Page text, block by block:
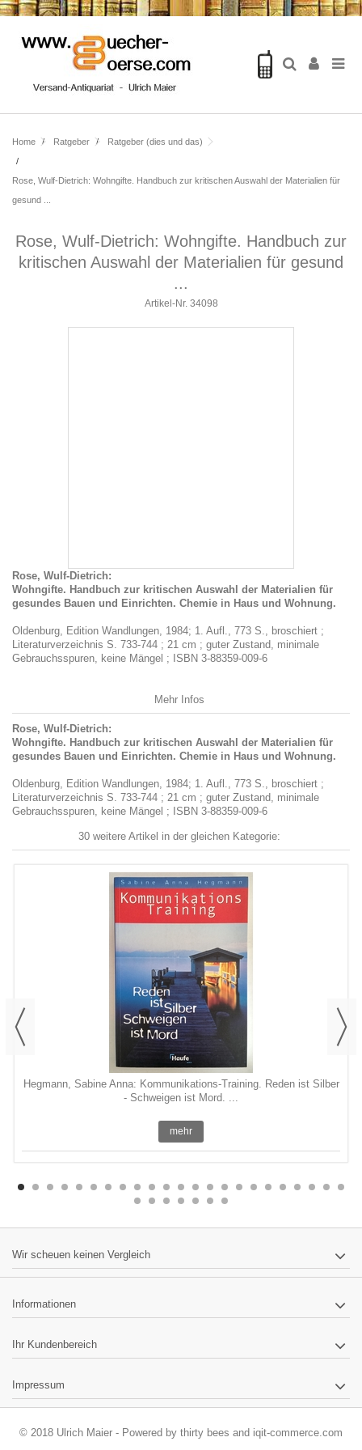
Home Ratgeber Ratgeber (dies und das)
Rose, Wulf-Dietrich: Wohngifte. Handbuch zur kritischen Auswahl der Materialien für
gesund ...
Rose, Wulf-Dietrich: Wohngifte. Handbuch zur
kritischen Auswahl der Materialien für gesund
...
Artikel-Nr. 34098
Rose, Wulf-Dietrich:
Wohngifte. Handbuch zur kritischen Auswahl der Materialien für
gesundes Bauen und Einrichten. Chemie in Haus und Wohnung.
Oldenburg, Edition Wandlungen, 1984; 1. Aufl., 773 S., broschiert ;
Literaturverzeichnis S. 733-744 ; 21 cm ; guter Zustand, minimale
Gebrauchsspuren, keine Mängel ; ISBN 3-88359-009-6
Mehr Infos
Rose, Wulf-Dietrich:
Wohngifte. Handbuch zur kritischen Auswahl der Materialien für
gesundes Bauen und Einrichten. Chemie in Haus und Wohnung.
Oldenburg, Edition Wandlungen, 1984; 1. Aufl., 773 S., broschiert ;
Literaturverzeichnis S. 733-744 ; 21 cm ; guter Zustand, minimale
Gebrauchsspuren, keine Mängel ; ISBN 3-88359-009-6
30 weitere Artikel in der gleichen Kategorie:
Hegmann, Sabine Anna: Kommunikations-Training. Reden ist Silber
- Schweigen ist Mord. ...
mehr
Wir scheuen keinen Vergleich
Informationen
Ihr Kundenbereich
Impressum
© 2018 Ulrich Maier - Powered by thirty bees and iqit-commerce.com